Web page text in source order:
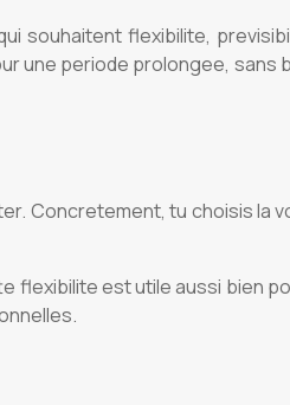
souhaitent flexibilite,
une periode prolongee, sans
Concretement, tu choisis la
flexibilite est utile aussi bien